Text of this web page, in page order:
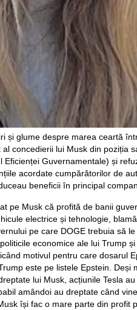
și glume despre marea ceartă
concedierii lui Musk din poziția
Eficienței Guvernamentale) și
acordate cumpărătorilor de
beneficii în principal
pe Musk că profită de banii
electrice și tehnologie,
pe care DOGE trebuia să
economice ale lui Trump
motivul pentru care dosarul
este pe listele Epstein. Deși
lui Musk, acțiunile Tesla
amândoi au dreptate când
își fac o mare parte din profit